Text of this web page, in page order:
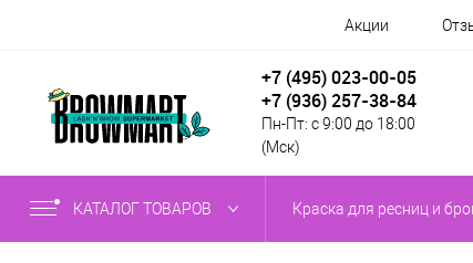
Акции
+7 (495) 023-00-05
+7 (936) 257-38-84
Пн-Пт: с 9:00 до 18:00
(Мск)
КАТАЛОГ ТОВАРОВ Краска для ресниц и